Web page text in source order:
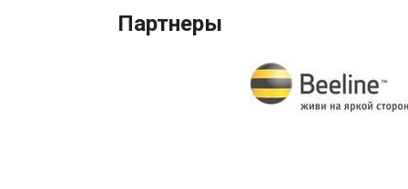
Партнеры